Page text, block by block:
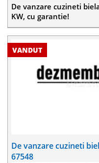
De vanzare cuzineti
KW, cu garantie!
De vanzare cuzineti
67548